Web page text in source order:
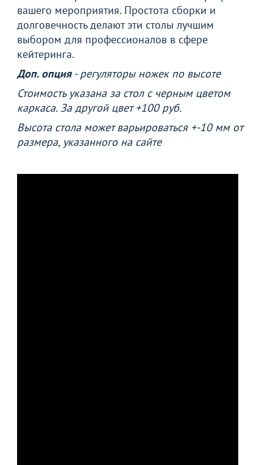
вашего мероприятия. Простота сборки и
долговечность делают эти столы лучшим
выбором для профессионалов в сфере
кейтеринга.
Доп. опция- регуляторы ножек по высоте
Стоимость указана за стол с черным цветом
каркаса. За другой цвет +100 руб.
Высота стола может варьироваться +-10 мм от
размера, указанного на сайте